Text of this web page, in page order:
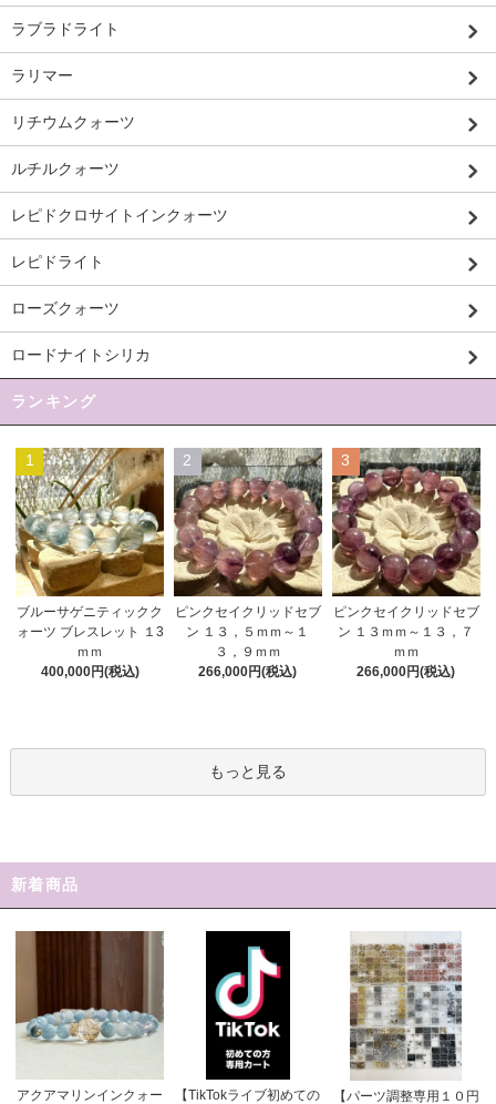
ラブラドライト
ラリマー
リチウムクォーツ
ルチルクォーツ
レピドクロサイトインクォーツ
レピドライト
ローズクォーツ
ロードナイトシリカ
ランキング
1
ブルーサゲニティックク
ォーツ ブレスレット １3
ｍｍ
400,000円(税込)
2
ピンクセイクリッドセブ
ン １３，５ｍｍ～１
３，９ｍｍ
266,000円(税込)
3
ピンクセイクリッドセブ
ン １３ｍｍ～１３，７
ｍｍ
266,000円(税込)
もっと見る
新着商品
アクアマリンインクォー
【TikTokライブ初めての
【パーツ調整専用１０円